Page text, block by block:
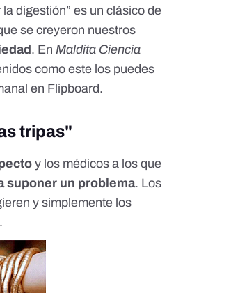
digestión” es un clásico de
se creyeron nuestros
. EnMaldita Ciencia
como este los puedes
en Flipboard.
tripas"
y los médicos a los que
suponer un problema. Los
y simplemente los
.